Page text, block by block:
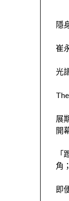
隱
崔
光
展
開
角；
即